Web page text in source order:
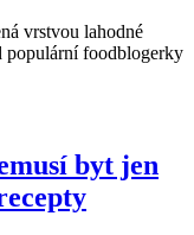
vrstvou lahodné
populární foodblogerky
byt jen